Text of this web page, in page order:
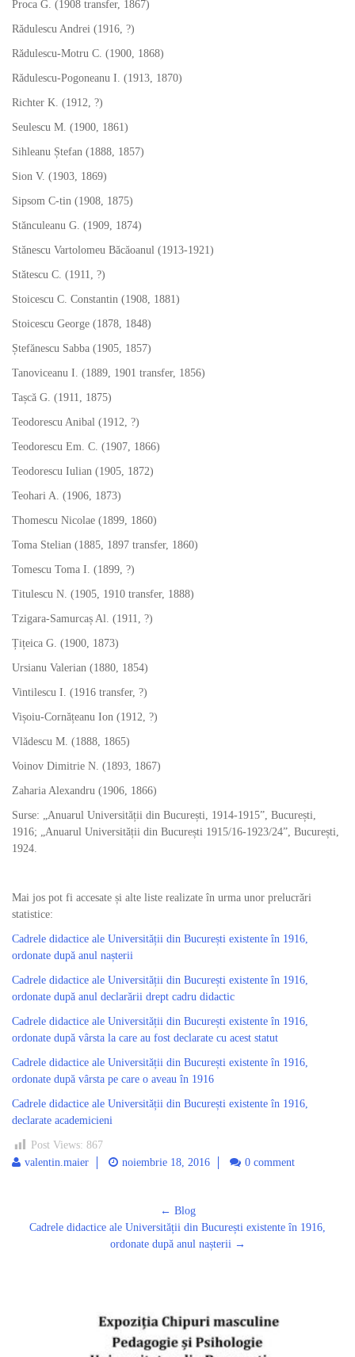
Proca G. (1908 transfer, 1867)
Rădulescu Andrei (1916, ?)
Rădulescu-Motru C. (1900, 1868)
Rădulescu-Pogoneanu I. (1913, 1870)
Richter K. (1912, ?)
Seulescu M. (1900, 1861)
Sihleanu Ștefan (1888, 1857)
Sion V. (1903, 1869)
Sipsom C-tin (1908, 1875)
Stănculeanu G. (1909, 1874)
Stănescu Vartolomeu Băcăoanul (1913-1921)
Stătescu C. (1911, ?)
Stoicescu C. Constantin (1908, 1881)
Stoicescu George (1878, 1848)
Ștefănescu Sabba (1905, 1857)
Tanoviceanu I. (1889, 1901 transfer, 1856)
Tașcă G. (1911, 1875)
Teodorescu Anibal (1912, ?)
Teodorescu Em. C. (1907, 1866)
Teodorescu Iulian (1905, 1872)
Teohari A. (1906, 1873)
Thomescu Nicolae (1899, 1860)
Toma Stelian (1885, 1897 transfer, 1860)
Tomescu Toma I. (1899, ?)
Titulescu N. (1905, 1910 transfer, 1888)
Tzigara-Samurcaș Al. (1911, ?)
Țițeica G. (1900, 1873)
Ursianu Valerian (1880, 1854)
Vintilescu I. (1916 transfer, ?)
Vișoiu-Cornățeanu Ion (1912, ?)
Vlădescu M. (1888, 1865)
Voinov Dimitrie N. (1893, 1867)
Zaharia Alexandru (1906, 1866)
Surse: „Anuarul Universității din București, 1914-1915”, București,
1916; „Anuarul Universității din București 1915/16-1923/24”, București,
1924.
Mai jos pot fi accesate și alte liste realizate în urma unor prelucrări
statistice:
Cadrele didactice ale Universității din București existente în 1916,
ordonate după anul nașterii
Cadrele didactice ale Universității din București existente în 1916,
ordonate după anul declarării drept cadru didactic
Cadrele didactice ale Universității din București existente în 1916,
ordonate după vârsta la care au fost declarate cu acest statut
Cadrele didactice ale Universității din București existente în 1916,
ordonate după vârsta pe care o aveau în 1916
Cadrele didactice ale Universității din București existente în 1916,
declarate academicieni
Post Views: 867
valentin.maier
noiembrie 18, 2016 0 comment
navigation
← Blog
Cadrele didactice ale Universității din București existente în 1916,
ordonate după anul nașterii →